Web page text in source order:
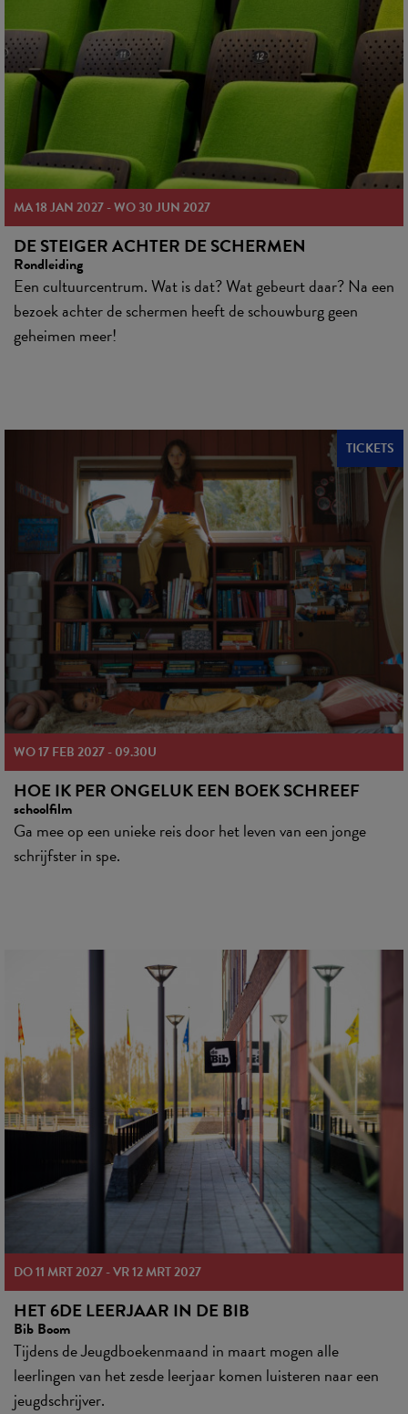
MA 18 JAN 2027 - WO 30 JUN 2027
DE STEIGER ACHTER DE SCHERMEN
Rondleiding
Een cultuurcentrum. Wat is dat? Wat gebeurt daar? Na een
bezoek achter de schermen heeft de schouwburg geen
geheimen meer!
WO 17 FEB 2027-09.30U
HOE IK PER ONGELUK EEN BOEK SCHREEF
schoolfilm
Ga mee op een unieke reis door het leven van een jonge
schrijfster in spe.
TICKETS
DO 11 MRT 2027 - VR 12 MRT 2027
HET 6DE LEERJAAR IN DE BIB
Bib Boom
Tijdens de Jeugdboekenmaand in maart mogen alle
leerlingen van het zesde leerjaar komen luisteren naar een
jeugdschrijver.